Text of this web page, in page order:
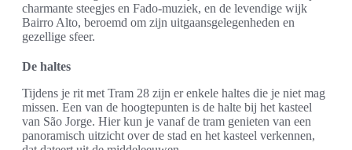
charmante steegjes en Fado-muziek, en de levendige wijk
Bairro Alto, beroemd om zijn uitgaansgelegenheden en
gezellige sfeer.
De haltes
Tijdens je rit met Tram 28 zijn er enkele haltes die je niet mag
missen. Een van de hoogtepunten is de halte bij het kasteel
van São Jorge. Hier kun je vanaf de tram genieten van een
panoramisch uitzicht over de stad en het kasteel verkennen,